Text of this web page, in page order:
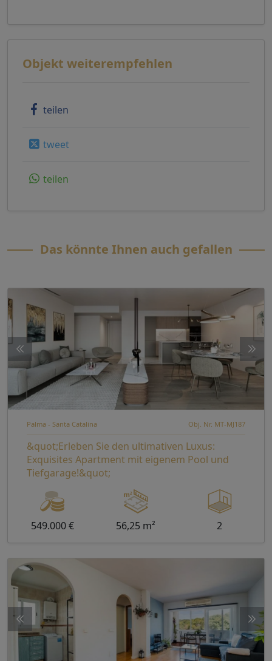
Objekt weiterempfehlen
teilen
tweet
teilen
Das könnte Ihnen auch gefallen
Palma - Santa Catalina Obj. Nr. MT-MJ187
&quot;Erleben Sie den ultimativen Luxus:
Exquisites Apartment mit eigenem Pool und
Tiefgarage!&quot;
549.000 € 56,25 m² 2